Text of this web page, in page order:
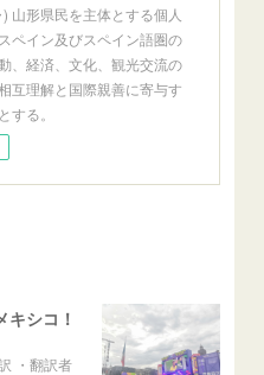
山形県民を主体とする個人
ペイン及びスペイン語圏の
、経済、文化、観光交流の
互理解と国際親善に寄与す
する。
シコ！
・翻訳者